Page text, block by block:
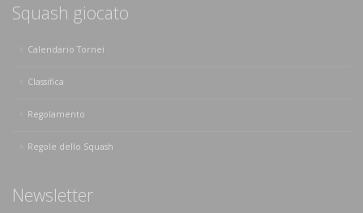
Squash giocato
Calendario Tornei
Classifica
Regolamento
Regole dello Squash
Newsletter